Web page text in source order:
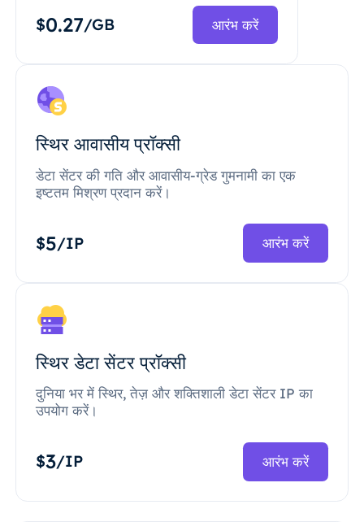
$0.27/GB आरंभ करें
स्थिर आवासीय प्रॉक्सी
डेटा सेंटर की गति और आवासीय-ग्रेड गुमनामी का एक
इष्टतम मिश्रण प्रदान करें।
$5/IP आरंभ करें
स्थिर डेटा सेंटर प्रॉक्सी
दुनिया भर में स्थिर, तेज़ और शक्तिशाली डेटा सेंटर IP का
उपयोग करें।
$3/IP आरंभ करें